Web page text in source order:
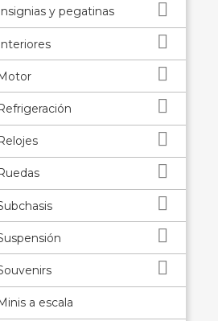
Insignias y pegatinas 




Ruedas 



a escala